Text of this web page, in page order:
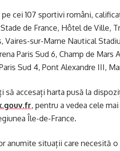
cei 107 sportivi români,
de France, Hôtel de Ville,
Vaires-sur-Marne Nautical
Paris Sud 6, Champ de
Sud 4, Pont Alexandre III,
să accesați harta pusă la
, pentru a vedea cele
Île-de-France.
anumite situații care necesită